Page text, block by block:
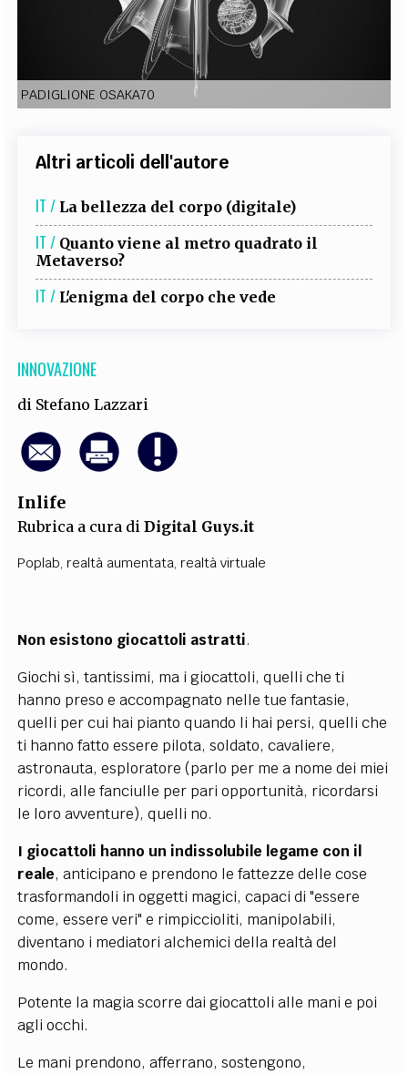
EXTRA
LIBRI PROCEEDINGS PUBBLICITÀ
SOCIAL MEDIA
PADIGLIONE OSAKA70
Altri articoli dell'autore
IT / La bellezza del corpo (digitale)
IT / Quanto viene al metro quadrato il
Metaverso?
IT / L'enigma del corpo che vede
INNOVAZIONE
di Stefano Lazzari
Inlife
Rubrica a cura diDigital Guys.it
Poplab, realtà aumentata, realtà virtuale
Non esistono giocattoli astratti.
Giochi sì, tantissimi, ma i giocattoli, quelli che ti
hanno preso e accompagnato nelle tue fantasie,
quelli per cui hai pianto quando li hai persi, quelli che
ti hanno fatto essere pilota, soldato, cavaliere,
astronauta, esploratore (parlo per me a nome dei miei
ricordi, alle fanciulle per pari opportunità, ricordarsi
le loro avventure), quelli no.
I giocattoli hanno un indissolubile legame con il
reale, anticipano e prendono le fattezze delle cose
trasformandoli in oggetti magici, capaci di "essere
come, essere veri" e rimpiccioliti, manipolabili,
diventano i mediatori alchemici della realtà del
mondo.
Potente la magia scorre dai giocattoli alle mani e poi
agli occhi.
Le mani prendono, afferrano, sostengono,